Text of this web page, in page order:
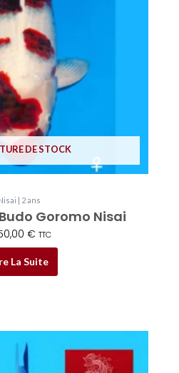
DE STOCK
| 2 ans
Goromo Nisai
€ TTC
La Suite